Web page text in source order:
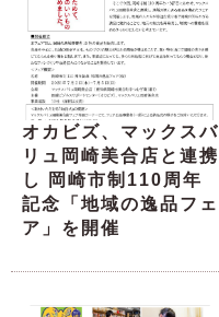
オカビズ、マックスバ
リュ岡崎美合店と連携
し 岡崎市制110周年
記念「地域の逸品フェ
ア」を開催